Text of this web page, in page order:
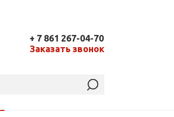
+ 7 861 267-04-70
Заказать звонок